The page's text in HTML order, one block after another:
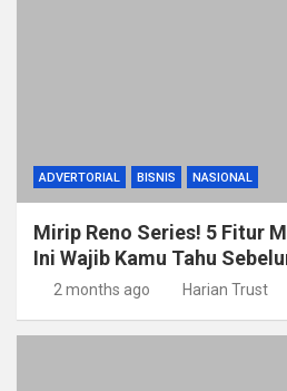
ADVERTORIAL BISNIS NASIONAL
Mirip Reno Series! 5 Fitur
Ini Wajib Kamu Tahu
2 months ago Harian Trust